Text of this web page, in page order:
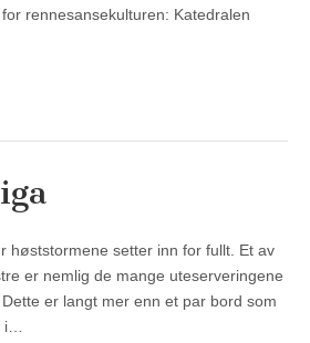
rennesansekulturen: Katedralen
høststormene setter inn for fullt. Et av
er nemlig de mange uteserveringene
er langt mer enn et par bord som
i…